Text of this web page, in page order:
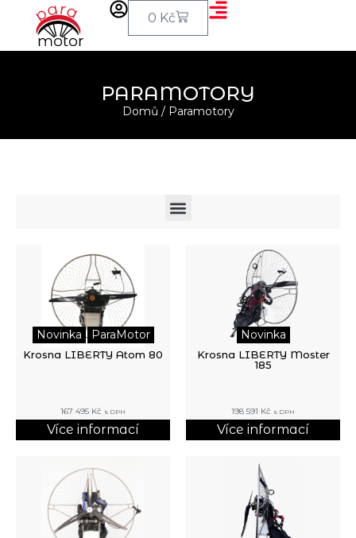
0 Kč
PARAMOTORY
Domů / Paramotory
Novinka ParaMotor
Krosna LIBERTY Atom 80
167 495 Kč s DPH
Více informací
Novinka
Krosna LIBERTY Moster
185
198 591 Kč s DPH
Více informací